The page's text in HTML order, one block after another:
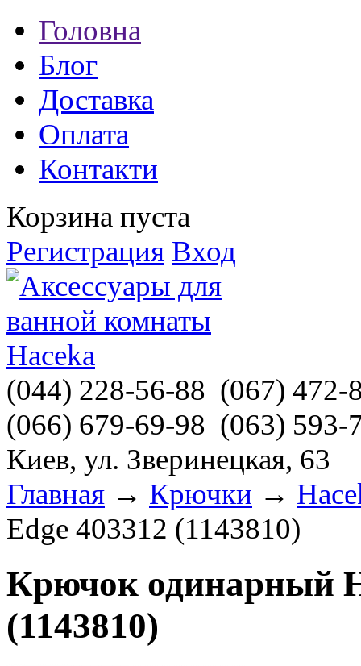
Головна
Блог
Доставка
Оплата
Контакти
Корзина пуста
Регистрация Вход
(044) 228-56-88 (067) 472-
(066) 679-69-98 (063) 593-
Киев, ул. Зверинецкая, 63
Главная → Крючки →
Edge 403312 (1143810)
Крючок одинарный
(1143810)